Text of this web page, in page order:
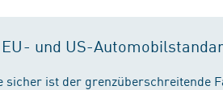
und US-
sicher ist der grenzüberschreitende